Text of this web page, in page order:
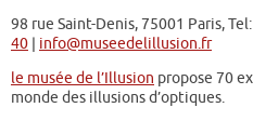
98 rue Saint-Denis, 75001 Paris, Tel:
40 | info@museedelillusion.fr
le musée de l’Illusion propose 70
monde des illusions d’optiques.